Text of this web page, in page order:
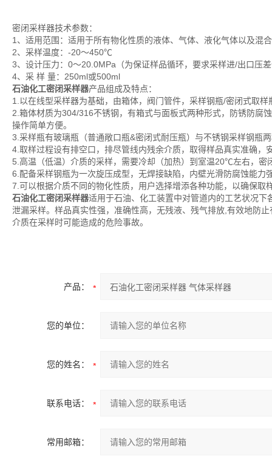
密闭采样器技术参数：
1、适用范围：适用于所有物化性质的液体、气体、液化气体以及混
2、采样温度：-20～450℃
3、设计压力：0～20.0MPa（为保证样品循环，要求采样进/出口压
4、采 样 量：250ml或500ml
石油化工密闭采样器产品组成及特点：
1.以在线型采样器为基础，由箱体，阀门管件，采样钢瓶/密闭式取
2.箱体材质为304/316不锈钢，有箱式与面板式两种形式，防锈防腐
操作简单方便。
3.采样瓶有玻璃瓶（普通敞口瓶&密闭式耐压瓶）与不锈钢采样钢瓶
4.取样过程设有排空口，排尽管线内残余介质，取得样品真实准确，
5.高温（低温）介质的采样，需要冷却（加热）到室温20℃左右，密
6.配备采样钢瓶为一次旋压成型，无焊接缺陷，内壁光滑防腐蚀能力
7.可以根据介质不同的物化性质，用户选择增添各种功能，以确保取
石油化工密闭采样器适用于石油、化工装置中对管道内的工艺状况
泄漏采样。样品真实性强，准确性高，无残液、残气排放,有效地防
介质在采样时可能造成的危险事故。
产品：
您的单位：
您的姓名：
联系电话：
常用邮箱：